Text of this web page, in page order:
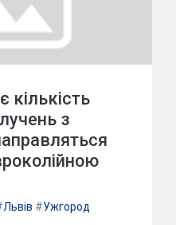
кількість
з
Львів #Ужгород